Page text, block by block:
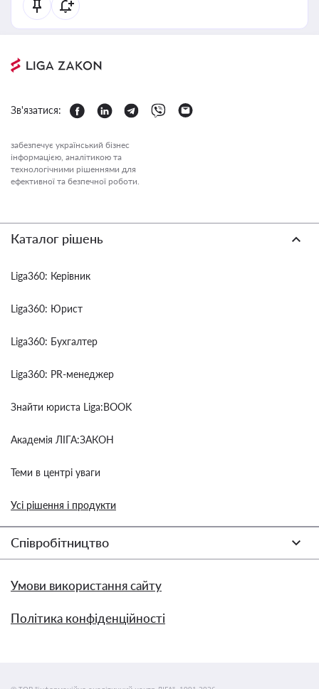
Зв'язатися:
забезпечує український бізнес
інформацією, аналітикою та
технологічними рішеннями для
ефективної та безпечної роботи.
Каталог рішень
Liga360: Керівник
Liga360: Юрист
Liga360: Бухгалтер
Liga360: PR-менеджер
Знайти юриста Liga:BOOK
Академія ЛІГА:ЗАКОН
Теми в центрі уваги
Усі рішення і продукти
Співробітництво
Умови використання сайту
Політика конфіденційності